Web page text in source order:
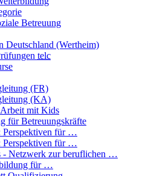
Betreuung
Deutschland (Wertheim)
telc
(FR)
(KA)
mit Kids
für Betreuungskräfte
Perspektiven für …
Perspektiven für …
- Netzwerk zur beruflichen …
für …